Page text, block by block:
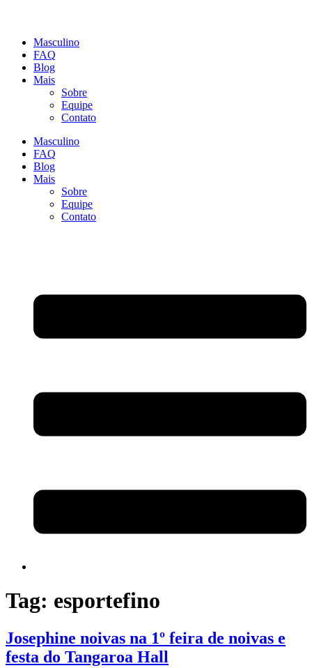
Masculino
FAQ
Blog
Mais
Sobre
Equipe
Contato
Masculino
FAQ
Blog
Mais
Sobre
Equipe
Contato
Tag: esportefino
Josephine noivas na 1º feira de noivas e
festa do Tangaroa Hall